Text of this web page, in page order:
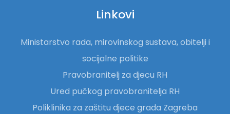
Linkovi
Ministarstvo rada, mirovinskog sustava, obitelji i
socijalne politike
Pravobranitelj za djecu RH
Ured pučkog pravobranitelja RH
Poliklinika za zaštitu djece grada Zagreba